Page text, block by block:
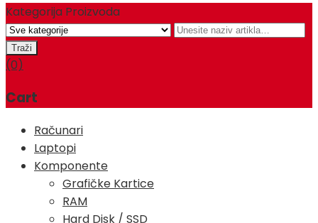
Kategorija Proizvoda
(0)
Cart
Računari
Laptopi
Komponente
Grafičke Kartice
RAM
Hard Disk / SSD